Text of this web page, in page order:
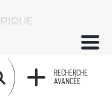
RECHERCHE
AVANCÉE